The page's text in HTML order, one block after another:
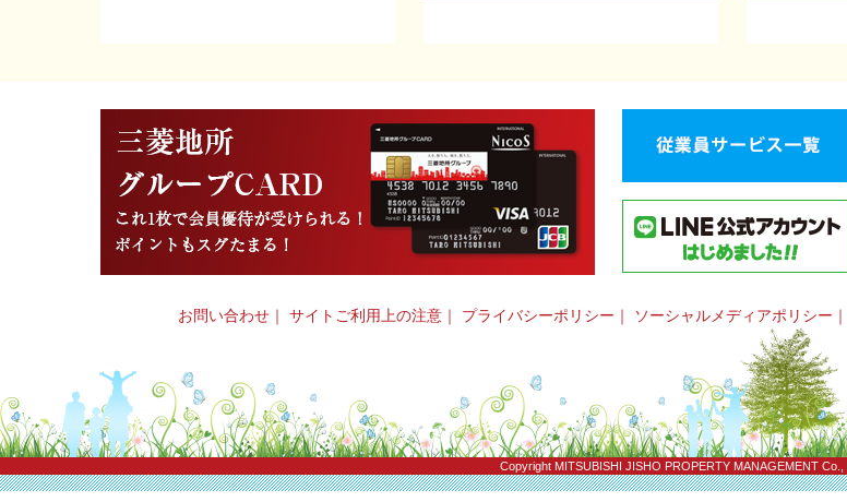
お問い合わせ ｜ サイトご利用上の注意 ｜ プライバシーポリシー ｜ ソーシャルメディアポリシー ｜
CopyrightMITSUBISHI JISHO PROPERTY MANAGEMENT Co.,